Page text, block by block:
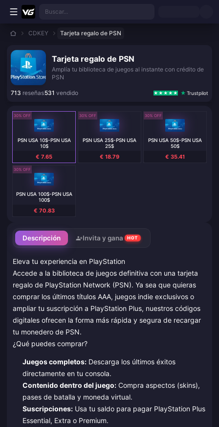
Saltar al contenido principal
Buscar...
CDKEY Tarjeta regalo de PSN
Tarjeta regalo de PSN
Amplía tu biblioteca de juegos al instante con crédito de
PSN
713 reseñas531 vendido Trustpilot
Descripción Invita y gana HOT
Eleva tu experiencia en PlayStation
Accede a la biblioteca de juegos definitiva con una tarjeta
regalo de PlayStation Network (PSN). Ya sea que quieras
comprar los últimos títulos AAA, juegos indie exclusivos o
ampliar tu suscripción a PlayStation Plus, nuestros códigos
digitales ofrecen la forma más rápida y segura de recargar
tu monedero de PSN.
¿Qué puedes comprar?
Juegos completos:Descarga los últimos éxitos
directamente en tu consola.
Contenido dentro del juego:Compra aspectos (skins),
pases de batalla y moneda virtual.
Suscripciones:Usa tu saldo para pagar PlayStation Plus
Essential, Extra o Premium.
30% OFF
PSN USA 10$-PSN USA
10$
€ 7.65
30% OFF
PSN USA 25$-PSN USA
25$
€ 18.79
30% OFF
PSN USA 50$-PSN USA
50$
€ 35.41
30% OFF
PSN USA 100$-PSN USA
100$
€ 70.83